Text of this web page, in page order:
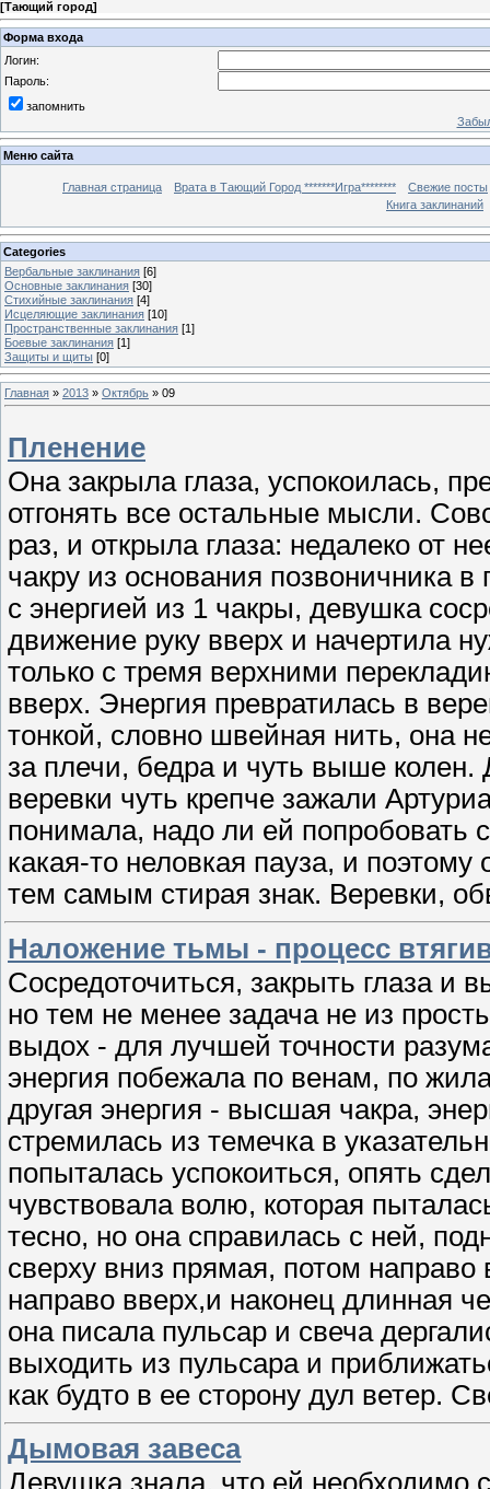
[Тающий город]
Форма входа
Логин:
Пароль:
запомнить
Меню сайта
Главная страница Врата в Тающий Город *******Игра********
Свежие посты
Книга заклинаний
Categories
Вербальные заклинания [6]
Основные заклинания [30]
Стихийные заклинания [4]
Исцеляющие заклинания [10]
Пространственные заклинания [1]
Боевые заклинания [1]
Защиты и щиты [0]
Главная » 2013 » Октябрь » 09
Пленение
Она закрыла глаза, успокоилась,
отгонять все остальные мысли.
раз, и открыла глаза: недалеко от
чакру из основания позвоничника
с энергией из 1 чакры, девушка
движение руку вверх и начертила
только с тремя верхними
вверх. Энергия превратилась в
тонкой, словно швейная нить, она
за плечи, бедра и чуть выше колен.
веревки чуть крепче зажали
понимала, надо ли ей попробовать
какая-то неловкая пауза, и
тем самым стирая знак. Веревки,
Наложение тьмы - процесс
Сосредоточиться, закрыть глаза и
но тем не менее задача не из
выдох - для лучшей точности
энергия побежала по венам, по
другая энергия - высшая чакра,
стремилась из темечка в
попыталась успокоиться, опять
чувствовала волю, которая
тесно, но она справилась с ней,
сверху вниз прямая, потом
направо вверх,и наконец длинная
она писала пульсар и свеча
выходить из пульсара и
как будто в ее сторону дул ветер.
Дымовая завеса
Девушка знала, что ей необходимо